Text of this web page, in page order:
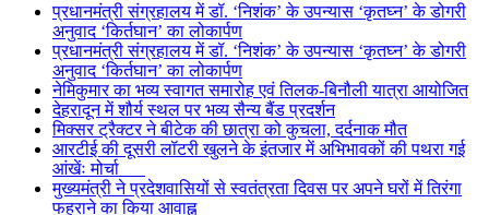
प्रधानमंत्री संग्रहालय में डॉ. ‘निशंक’ के उपन्यास ‘कृतघ्न’ के डोगरी
अनुवाद ‘किर्तघान’ का लोकार्पण
प्रधानमंत्री संग्रहालय में डॉ. ‘निशंक’ के उपन्यास ‘कृतघ्न’ के डोगरी
अनुवाद ‘किर्तघान’ का लोकार्पण
नेमिकुमार का भव्य स्वागत समारोह एवं तिलक-बिनौली यात्रा आयोजित
देहरादून में शौर्य स्थल पर भव्य सैन्य बैंड प्रदर्शन
मिक्सर ट्रैक्टर ने बीटेक की छात्रा को कुचला, दर्दनाक मौत
आरटीई की दूसरी लॉटरी खुलने के इंतजार में अभिभावकों की पथरा गई
आंखेंः मोर्चा
मुख्यमंत्री ने प्रदेशवासियों से स्वतंत्रता दिवस पर अपने घरों में तिरंगा
फहराने का किया आवाह्न